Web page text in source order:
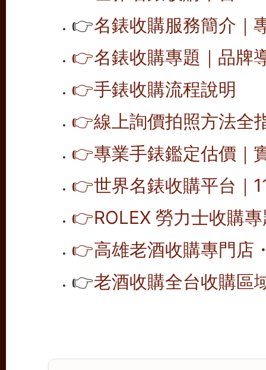
👉名錶收購服務簡介｜
👉名錶收購專題｜品牌
👉手錶收購流程說明
👉線上詢價拍照方法全
👉專業手錶鑑定估價｜
👉世界名錶收購平台｜
👉ROLEX 勞力士收購
👉高雄老酒收購專門店
👉老酒收購全台收購區